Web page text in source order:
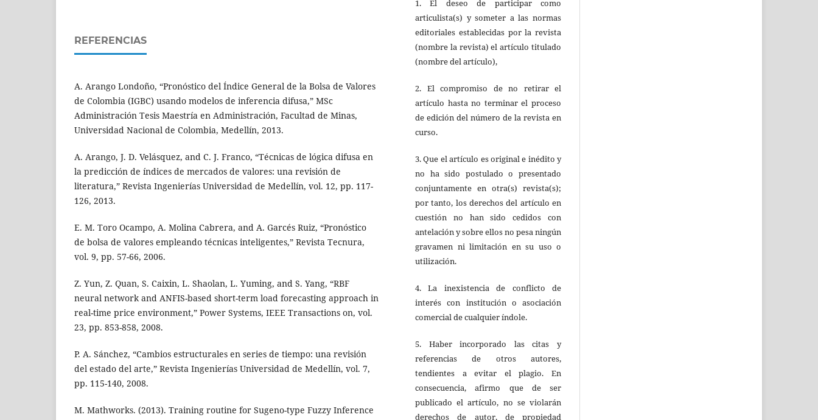
REFERENCIAS
A. Arango Londoño, “Pronóstico del Índice General de la Bolsa de Valores
de Colombia (IGBC) usando modelos de inferencia difusa,” MSc
Administración Tesis Maestría en Administración, Facultad de Minas,
Universidad Nacional de Colombia, Medellín, 2013.
A. Arango, J. D. Velásquez, and C. J. Franco, “Técnicas de lógica difusa en
la predicción de índices de mercados de valores: una revisión de
literatura,” Revista Ingenierías Universidad de Medellín, vol. 12, pp. 117-
126, 2013.
E. M. Toro Ocampo, A. Molina Cabrera, and A. Garcés Ruiz, “Pronóstico
de bolsa de valores empleando técnicas inteligentes,” Revista Tecnura,
vol. 9, pp. 57-66, 2006.
Z. Yun, Z. Quan, S. Caixin, L. Shaolan, L. Yuming, and S. Yang, “RBF
neural network and ANFIS-based short-term load forecasting approach in
real-time price environment,” Power Systems, IEEE Transactions on, vol.
23, pp. 853-858, 2008.
P. A. Sánchez, “Cambios estructurales en series de tiempo: una revisión
del estado del arte,” Revista Ingenierías Universidad de Medellín, vol. 7,
pp. 115-140, 2008.
M. Mathworks. (2013). Training routine for Sugeno-type Fuzzy Inference
1. El deseo de participar como
articulista(s) y someter a las normas
editoriales establecidas por la revista
(nombre la revista) el artículo titulado
(nombre del artículo),
2. El compromiso de no retirar el
artículo hasta no terminar el proceso
de edición del número de la revista en
curso.
3. Que el artículo es original e inédito y
no ha sido postulado o presentado
conjuntamente en otra(s) revista(s);
por tanto, los derechos del artículo en
cuestión no han sido cedidos con
antelación y sobre ellos no pesa ningún
gravamen ni limitación en su uso o
utilización.
4. La inexistencia de conflicto de
interés con institución o asociación
comercial de cualquier índole.
5. Haber incorporado las citas y
referencias de otros autores,
tendientes a evitar el plagio. En
consecuencia, afirmo que de ser
publicado el artículo, no se violarán
derechos de autor, de propiedad